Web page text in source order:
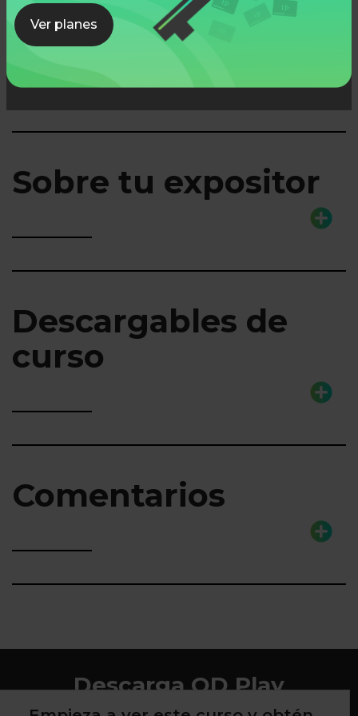
Ver planes
Lo que aprenderás
Sobre tu expositor
Descargables de
curso
Comentarios
Descarga QD Play